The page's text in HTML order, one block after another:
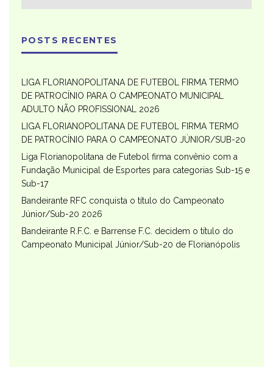
POSTS RECENTES
LIGA FLORIANOPOLITANA DE FUTEBOL FIRMA TERMO
DE PATROCÍNIO PARA O CAMPEONATO MUNICIPAL
ADULTO NÃO PROFISSIONAL 2026
LIGA FLORIANOPOLITANA DE FUTEBOL FIRMA TERMO
DE PATROCÍNIO PARA O CAMPEONATO JÚNIOR/SUB-20
Liga Florianopolitana de Futebol firma convênio com a
Fundação Municipal de Esportes para categorias Sub-15 e
Sub-17
Bandeirante RFC conquista o título do Campeonato
Júnior/Sub-20 2026
Bandeirante R.F.C. e Barrense F.C. decidem o título do
Campeonato Municipal Júnior/Sub-20 de Florianópolis